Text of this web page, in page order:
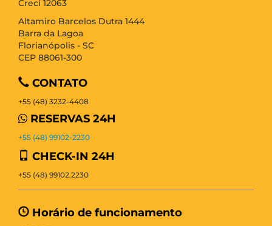
Creci 12063
Altamiro Barcelos Dutra 1444
Barra da Lagoa
Florianópolis - SC
CEP 88061-300
CONTATO
+55 (48) 3232-4408
RESERVAS 24H
+55 (48) 99102-2230
CHECK-IN 24H
+55 (48) 99102.2230
Horário de funcionamento